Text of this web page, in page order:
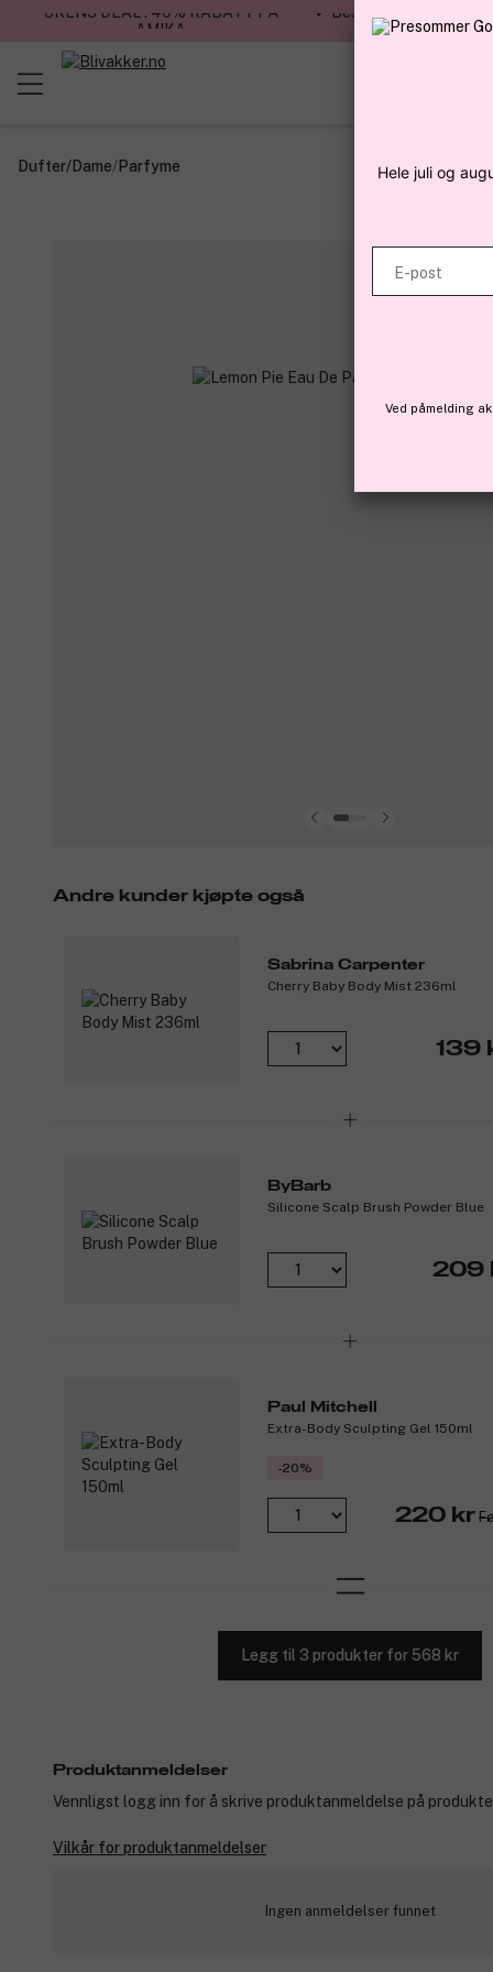
UKENS DEAL : 40% RABATT PÅ
AMIKA
✓ Bestillinger før kl. 12
dag
Dufter/Dame/Parfyme
Andre kunder kjøpte også
Sabrina Carpenter
Cherry Baby Body Mist 236ml
139
ByBarb
Silicone Scalp Brush Powder Blue
209
Paul Mitchell
Extra-Body Sculpting Gel 150ml
-20%
220 kr
Legg til 3 produkter for 568 kr
Produktanmeldelser
Vennligst logg inn for å skrive produktanmeldelse på
Vilkår for produktanmeldelser
Ingen anmeldelser funnet
Hele juli og
E-post
Ved påmelding